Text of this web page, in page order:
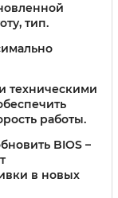
тип.
техническими
работы.
BIOS –
в новых